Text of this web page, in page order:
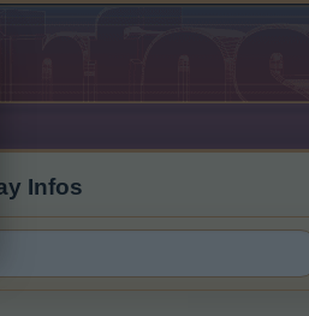
Infos